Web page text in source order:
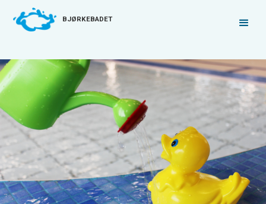
BJØRKEBADET